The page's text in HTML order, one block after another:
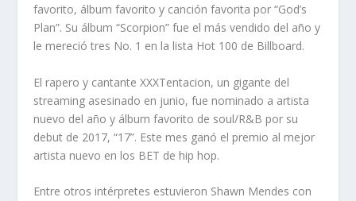
favorito, álbum favorito y canción favorita por “God’s
Plan”. Su álbum “Scorpion” fue el más vendido del año y
le mereció tres No. 1 en la lista Hot 100 de Billboard.
El rapero y cantante XXXTentacion, un gigante del
streaming asesinado en junio, fue nominado a artista
nuevo del año y álbum favorito de soul/R&B por su
debut de 2017, “17”. Este mes ganó el premio al mejor
artista nuevo en los BET de hip hop.
Entre otros intérpretes estuvieron Shawn Mendes con